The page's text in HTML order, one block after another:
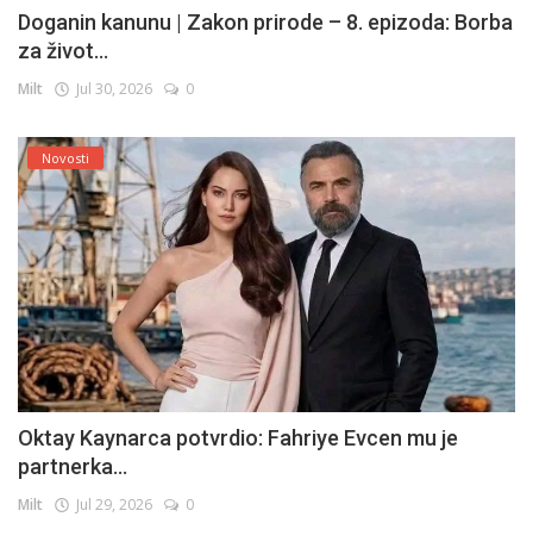
Doganin kanunu | Zakon prirode – 8. epizoda: Borba
za život...
Milt Jul 30, 2026 0
Novosti
Oktay Kaynarca potvrdio: Fahriye Evcen mu je
partnerka...
Milt Jul 29, 2026 0